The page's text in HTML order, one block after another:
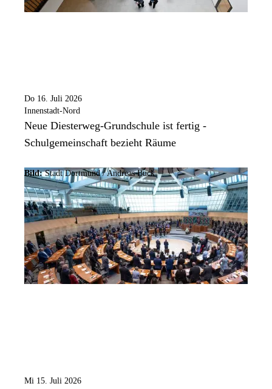
Do 16. Juli 2026
Innenstadt-Nord
Neue Diesterweg-Grundschule ist fertig -
Schulgemeinschaft bezieht Räume
Bild:Stadt Dortmund /Andreas Buck
Mi 15. Juli 2026